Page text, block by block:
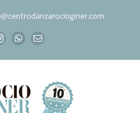
WhatsApp
Correo